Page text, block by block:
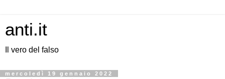
anti.it
Il vero del falso
mercoledì 19 gennaio 2022